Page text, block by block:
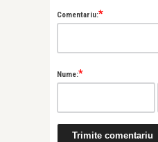
Comentariu:*
Nume:*